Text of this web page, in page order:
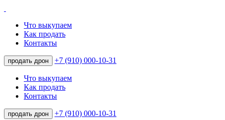
Что выкупаем
Как продать
Контакты
продать дрон +7 (910) 000-10-31
Что выкупаем
Как продать
Контакты
продать дрон +7 (910) 000-10-31